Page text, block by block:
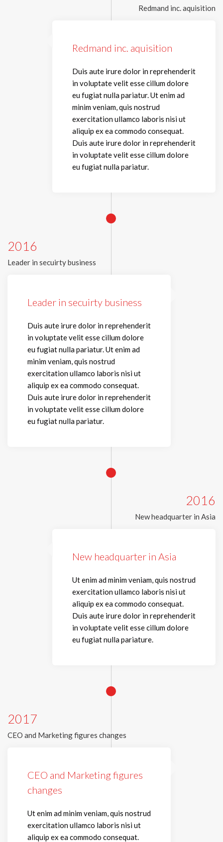
Redmand inc. aquisition
Redmand inc. aquisition
Duis aute irure dolor in reprehenderit
in voluptate velit esse cillum dolore
eu fugiat nulla pariatur. Ut enim ad
minim veniam, quis nostrud
exercitation ullamco laboris nisi ut
aliquip ex ea commodo consequat.
Duis aute irure dolor in reprehenderit
in voluptate velit esse cillum dolore
eu fugiat nulla pariatur.
2016
Leader in secuirty business
Leader in secuirty business
Duis aute irure dolor in reprehenderit
in voluptate velit esse cillum dolore
eu fugiat nulla pariatur. Ut enim ad
minim veniam, quis nostrud
exercitation ullamco laboris nisi ut
aliquip ex ea commodo consequat.
Duis aute irure dolor in reprehenderit
in voluptate velit esse cillum dolore
eu fugiat nulla pariatur.
2016
New headquarter in Asia
New headquarter in Asia
Ut enim ad minim veniam, quis nostrud
exercitation ullamco laboris nisi ut
aliquip ex ea commodo consequat.
Duis aute irure dolor in reprehenderit
in voluptate velit esse cillum dolore
eu fugiat nulla pariature.
2017
CEO and Marketing figures changes
CEO and Marketing figures
changes
Ut enim ad minim veniam, quis nostrud
exercitation ullamco laboris nisi ut
aliquip ex ea commodo consequat.